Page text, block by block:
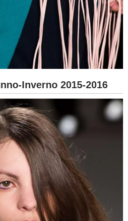
Inverno 2015-2016